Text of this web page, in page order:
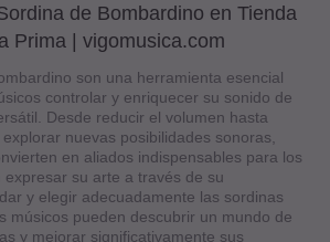
de Bombardino en Tienda
Prima | vigomusica.com
son una herramienta esencial
controlar y enriquecer su sonido de
Desde reducir el volumen hasta
nuevas posibilidades sonoras,
en aliados indispensables para los
expresar su arte a través de su
y elegir adecuadamente las sordinas
músicos pueden descubrir un mundo de
y mejorar significativamente sus